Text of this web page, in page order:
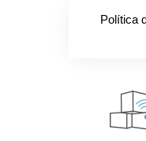
Política